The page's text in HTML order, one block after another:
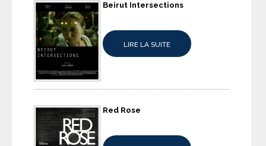
Beirut Intersections
LIRE LA SUITE
Red Rose